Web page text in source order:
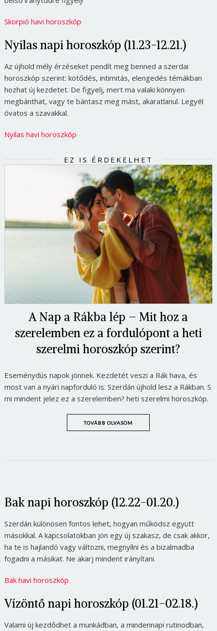
Skorpió havi horoszkóp
Nyilas napi horoszkóp (11.23-12.21.)
Az újhold mély érzéseket pendít meg benned a szerdai
horoszkóp szerint: kötődés, intimitás, elengedés témákban
hozhat új kezdetet. De figyelj, mert ma valaki könnyen
megbánthat, vagy te bántasz meg mást, akaratlanul. Legyél
óvatos a szavakkal.
Nyilas havi horoszkóp
EZ IS ÉRDEKELHET
A Nap a Rákba lép – Mit hoz a
szerelemben ez a fordulópont a heti
szerelmi horoszkóp szerint?
Eseménydús napok jönnek. Kezdetét veszi a Rák hava, és
most van a nyári napforduló is. Szerdán újhold lesz a Rákban. S
mi mindent jelez ez a szerelemben? heti szerelmi horoszkóp.
TOVÁBB OLVASOM
Bak napi horoszkóp (12.22-01.20.)
Szerdán különösen fontos lehet, hogyan működsz együtt
másokkal. A kapcsolatokban jön egy új szakasz, de csak akkor,
ha te is hajlandó vagy változni, megnyílni és a bizalmadba
fogadni a másikat. Ne akarj mindent irányítani.
Bak havi horoszkóp
Vízöntő napi horoszkóp (01.21-02.18.)
Valami új kezdődhet a munkádban, a mindennapi rutinodban,